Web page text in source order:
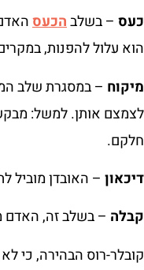
כעס – בשלבהכעס
הוא עלול להפנות,
מיקוח – במסגרת שלב
לצמצם אותן. למשל:
חלקם.
דיכאון – האובדן מוביל
קבלה – בשלב זה, האדם
קובלר-רוס הבהירה, כי